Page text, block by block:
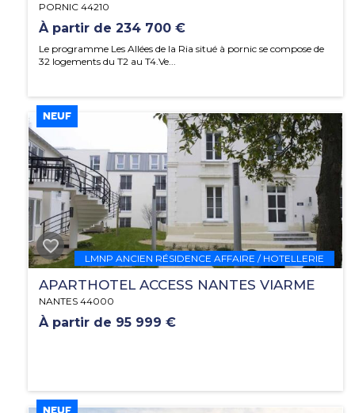
PORNIC 44210
À partir de 234 700 €
Le programme Les Allées de la Ria situé à pornic se compose de
32 logements du T2 au T4.Ve...
NEUF
LMNP ANCIEN RÉSIDENCE AFFAIRE / HOTELLERIE
APARTHOTEL ACCESS NANTES VIARME
NANTES 44000
À partir de 95 999 €
NEUF